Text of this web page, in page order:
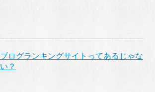
ブログランキングサイトってあるじゃな
い？